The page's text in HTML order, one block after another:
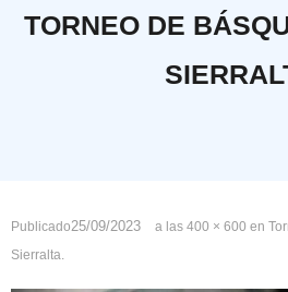
TORNEO DE
Publicado25/09/2023 a las 400 × 600 en
Sierralta.